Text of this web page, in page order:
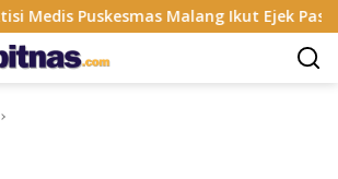
Malang Ikut Ejek Pasien BPJS